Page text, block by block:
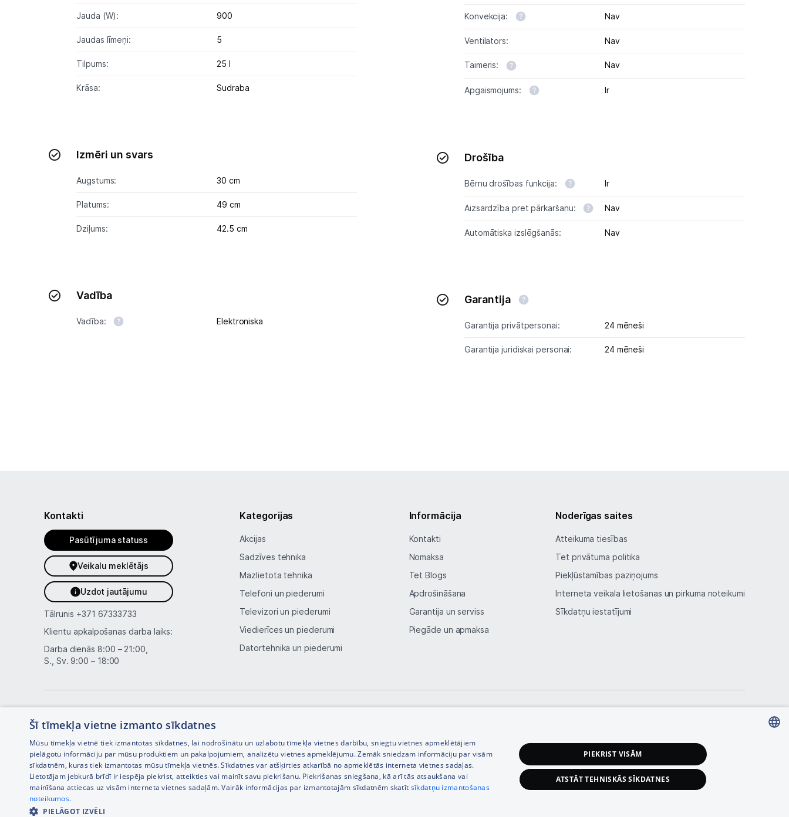
Jauda (W): 900
Jaudas līmeņi: 5
Tilpums: 25 l
Krāsa: Sudraba
Izmēri un svars
Augstums: 30 cm
Platums: 49 cm
Dziļums: 42.5 cm
Vadība
Vadība: Elektroniska
Konvekcija: Nav
Ventilators: Nav
Taimeris: Nav
Apgaismojums: Ir
Drošība
Bērnu drošības funkcija: Ir
Aizsardzība pret pārkaršanu: Nav
Automātiska izslēgšanās: Nav
Garantija
Garantija privātpersonai: 24 mēneši
Garantija juridiskai personai: 24 mēneši
Kontakti
Pasūtījuma statuss
Veikalu meklētājs
Uzdot jautājumu
Tālrunis +371 67333733
Klientu apkalpošanas darba laiks:
Darba dienās 8:00 – 21:00,
S., Sv. 9:00 – 18:00
Kategorijas
Akcijas
Sadzīves tehnika
Mazlietota tehnika
Telefoni un piederumi
Televizori un piederumi
Viedierīces un piederumi
Datortehnika un piederumi
Informācija
Kontakti
Nomaksa
Tet Blogs
Apdrošināšana
Garantija un serviss
Piegāde un apmaksa
Noderīgas saites
Atteikuma tiesības
Tet privātuma politika
Piekļūstamības paziņojums
Interneta veikala lietošanas un pirkuma noteikumi
Sīkdatņu iestatījumi
Interneta veikala izstrāde —
Šī tīmekļa vietne izmanto sīkdatnes
Mūsu tīmekļa vietnē tiek izmantotas sīkdatnes, lai nodrošinātu un uzlabotu tīmekļa vietnes darbību, sniegtu vietnes apmeklētājiem
pielāgotu informāciju par mūsu produktiem un pakalpojumiem, analizētu vietnes apmeklējumu. Zemāk sniedzam informāciju par visām
sīkdatnēm, kuras tiek izmantotas mūsu tīmekļa vietnēs. Sīkdatnes var atšķirties atkarībā no apmeklētās interneta vietnes sadaļas.
Lietotājam jebkurā brīdī ir iespēja piekrist, atteikties vai mainīt savu piekrišanu. Piekrišanas sniegšana, kā arī tās atsaukšana vai
mainīšana attiecas uz visām interneta vietnes sadaļām. Vairāk informācijas par izmantotajām sīkdatnēm skatīt sīkdatņu izmantošanas
noteikumos.
PIELĀGOT IZVĒLI
PIEKRIST VISĀM
ATSTĀT TEHNISKĀS SĪKDATNES